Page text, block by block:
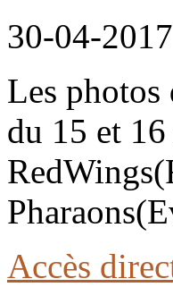
30-04-
Les
du 15 et
Accès